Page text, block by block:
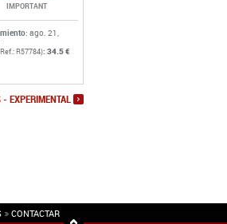
IMPORTANT
: ago. 21,
R57784): 34.5 €
- EXPERIMENTAL
CONTACTAR